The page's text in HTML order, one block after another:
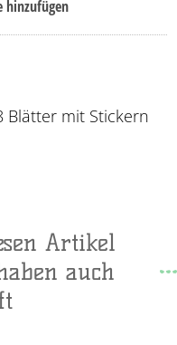
Blätter mit Stickern
Artikel
auch